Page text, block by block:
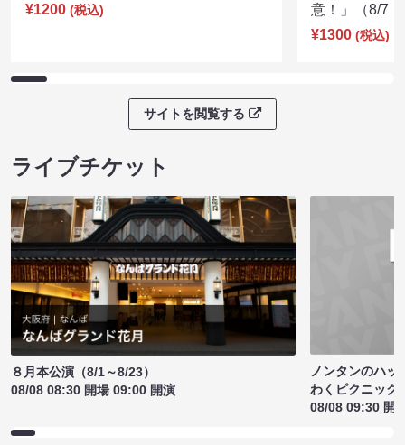
¥1200 (税込)
意！」（8/7
¥1300 (税込)
サイトを閲覧する
ライブチケット
８月本公演（8/1～8/23）
08/08 08:30 開場 09:00 開演
ノンタンのハッ
わくピクニック
08/08 09:30 開